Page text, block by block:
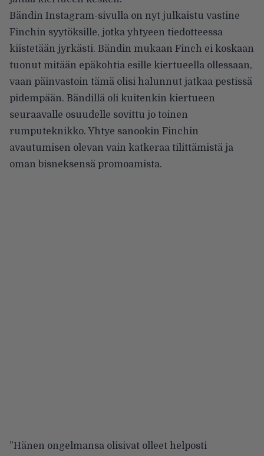
Bändin Instagram-sivulla on nyt julkaistu vastine
Finchin syytöksille, jotka yhtyeen tiedotteessa
kiistetään jyrkästi. Bändin mukaan Finch ei koskaan
tuonut mitään epäkohtia esille kiertueella ollessaan,
vaan päinvastoin tämä olisi halunnut jatkaa pestissä
pidempään. Bändillä oli kuitenkin kiertueen
seuraavalle osuudelle sovittu jo toinen
rumputeknikko. Yhtye sanookin Finchin
avautumisen olevan vain katkeraa tilittämistä ja
oman bisneksensä promoamista.
”Hänen ongelmansa olisivat olleet helposti